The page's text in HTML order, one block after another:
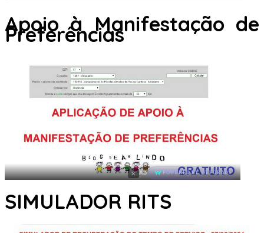
Apoio à Manifestação de
Preferências
× AD POWERED BY WEFORADS
SIMULADOR RITS